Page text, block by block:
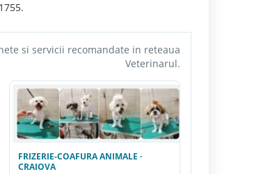
si servicii recomandate in reteaua
Veterinarul.
FRIZERIE-COAFURA ANIMALE ·
CRAIOVA